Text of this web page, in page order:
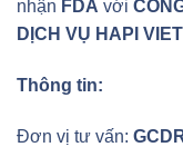
nhận FDA với
DỊCH VỤ HAPI
Thông tin:
Đơn vị tư vấn: